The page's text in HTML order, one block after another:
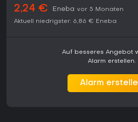
2,24 € Eneba vor 5 Monaten
Aktuell niedrigster: 6,86 € Eneba
Auf besseres Angebot
Alarm erstellen.
Alarm